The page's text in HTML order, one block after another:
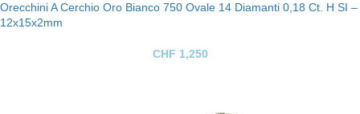
Orecchini A Cerchio Oro Bianco 750 Ovale 14 Diamanti 0,18 Ct. H SI –
12x15x2mm
CHF 1,250